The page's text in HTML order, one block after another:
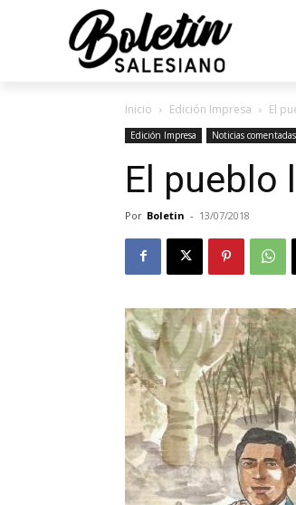
Inicio Edición Impresa El
Edición Impresa Noticias comentadas
El pueblo
Por Boletin - 13/07/2018